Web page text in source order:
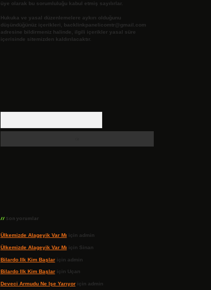
üye olarak bu sorumluluğu kabul etmiş sayılırlar.
Hukuka ve yasal düzenlemelere aykırı olduğunu
düşündüğünüz içerikleri,
backlinkpanelicomtr@gmail.com
adresine bildirmeniz halinde, ilgili içerikler yasal süre
içerisinde sitemizden kaldırılacaktır.
Son yorumlar
Ülkemizde Alageyik Var Mı için admin
Ülkemizde Alageyik Var Mı için Sinan
Bilardo Ilk Kim Başlariçin admin
Bilardo Ilk Kim Başlariçin Uçan
Deveci Armudu Ne Işe Yarıyoriçin admin